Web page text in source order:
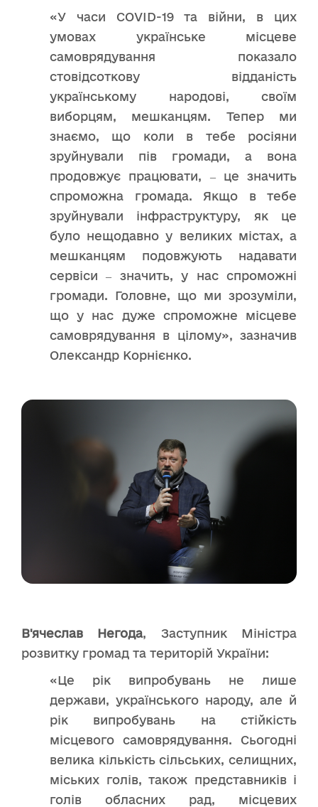
«У часи COVID-19 та війни, в цих
умовах українське місцеве
самоврядування показало
стовідсоткову відданість
українському народові, своїм
виборцям, мешканцям. Тепер ми
знаємо, що коли в тебе росіяни
зруйнували пів громади, а вона
продовжує працювати, ‒ це значить
спроможна громада. Якщо в тебе
зруйнували інфраструктуру, як це
було нещодавно у великих містах, а
мешканцям подовжують надавати
сервіси ‒ значить, у нас спроможні
громади. Головне, що ми зрозуміли,
що у нас дуже спроможне місцеве
самоврядування в цілому», зазначив
Олександр Корнієнко.
В'ячеслав Негода, Заступник Міністра
розвитку громад та територій України:
«Це рік випробувань не лише
держави, українського народу, але й
рік випробувань на стійкість
місцевого самоврядування. Сьогодні
велика кількість сільських, селищних,
міських голів, також представників і
голів обласних рад, місцевих